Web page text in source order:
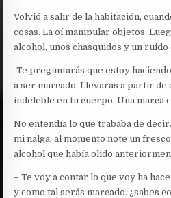
Volvió a salir de la habitación,
cosas. La oí manipular objetos.
alcohol, unos chasquidos y un ruido
-Te preguntarás que estoy
a ser marcado. Llevaras a partir de
indeleble en tu cuerpo. Una marca
No entendía lo que trababa de
mi nalga, al momento note un
alcohol que había olido
– Te voy a contar lo que voy ha
y como tal serás marcado. ¿sabes